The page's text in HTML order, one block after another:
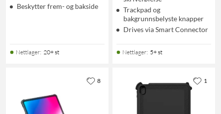
Beskytter frem- og bakside
Nettlager: 20+ st
Trackpad og
bakgrunnsbelyste knapper
Drives via Smart Connector
Nettlager: 5+ st
8 1